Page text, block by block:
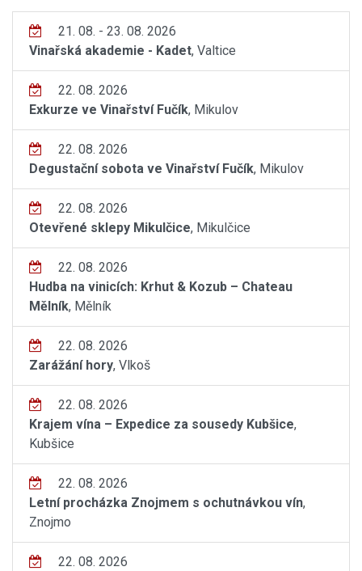
21. 08. - 23. 08. 2026
Vinařská akademie - Kadet, Valtice
22. 08. 2026
Exkurze ve Vinařství Fučík, Mikulov
22. 08. 2026
Degustační sobota ve Vinařství Fučík, Mikulov
22. 08. 2026
Otevřené sklepy Mikulčice, Mikulčice
22. 08. 2026
Hudba na vinicích: Krhut & Kozub – Chateau
Mělník, Mělník
22. 08. 2026
Zarážání hory, Vlkoš
22. 08. 2026
Krajem vína – Expedice za sousedy Kubšice,
Kubšice
22. 08. 2026
Letní procházka Znojmem s ochutnávkou vín,
Znojmo
22. 08. 2026